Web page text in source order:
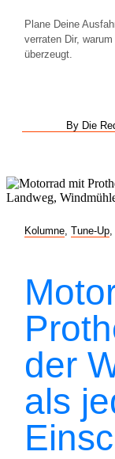
Plane Deine
verraten Dir,
überzeugt.
By Die
Kolumne Tune-Up
der
als